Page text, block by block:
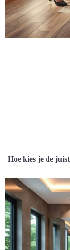
Hoe kies je de